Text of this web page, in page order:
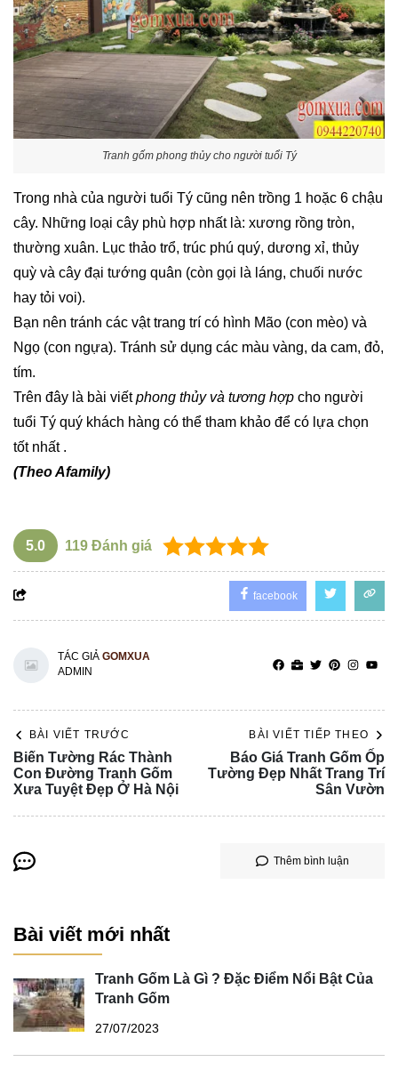
Tranh gốm phong thủy cho người tuổi Tý
Trong nhà của người tuổi Tý cũng nên trồng 1 hoặc 6 chậu
cây. Những loại cây phù hợp nhất là: xương rồng tròn,
thường xuân. Lục thảo trổ, trúc phú quý, dương xỉ, thủy
quỳ và cây đại tướng quân (còn gọi là láng, chuối nước
hay tỏi voi).
Bạn nên tránh các vật trang trí có hình Mão (con mèo) và
Ngọ (con ngựa). Tránh sử dụng các màu vàng, da cam, đỏ,
tím.
Trên đây là bài viếtphong thủy và tương hợp cho người
tuổi Tý quý khách hàng có thể tham khảo để có lựa chọn
tốt nhất .
(Theo Afamily)
5.0 119 Đánh giá
facebook
TÁC GIẢ GOMXUA
ADMIN
BÀI VIẾT TRƯỚC
Biến Tường Rác Thành
Con Đường Tranh Gốm
Xưa Tuyệt Đẹp Ở Hà Nội
BÀI VIẾT TIẾP THEO
Báo Giá Tranh Gốm Ốp
Tường Đẹp Nhất Trang Trí
Sân Vườn
Thêm bình luận
Bài viết mới nhất
Tranh Gốm Là Gì ? Đặc Điểm Nổi Bật Của
Tranh Gốm
27/07/2023